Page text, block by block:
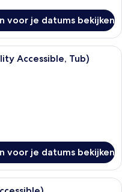
voor je datums bekijken
moderne hotelkamer met een
Accessible, Tub)
voor je datums bekijken
moderne hotelkamer met een